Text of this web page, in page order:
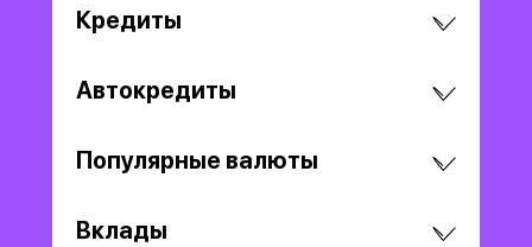
Кредиты
Автокредиты
Популярные валюты
Вклады